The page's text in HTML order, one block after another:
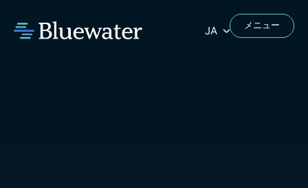
JA メニュー